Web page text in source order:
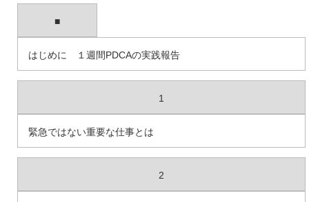
■
はじめに １週間PDCAの実践報告
1
緊急ではない重要な仕事とは
2